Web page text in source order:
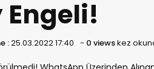
Engeli!
:25.03.2022 17:40 - 0 viewskez